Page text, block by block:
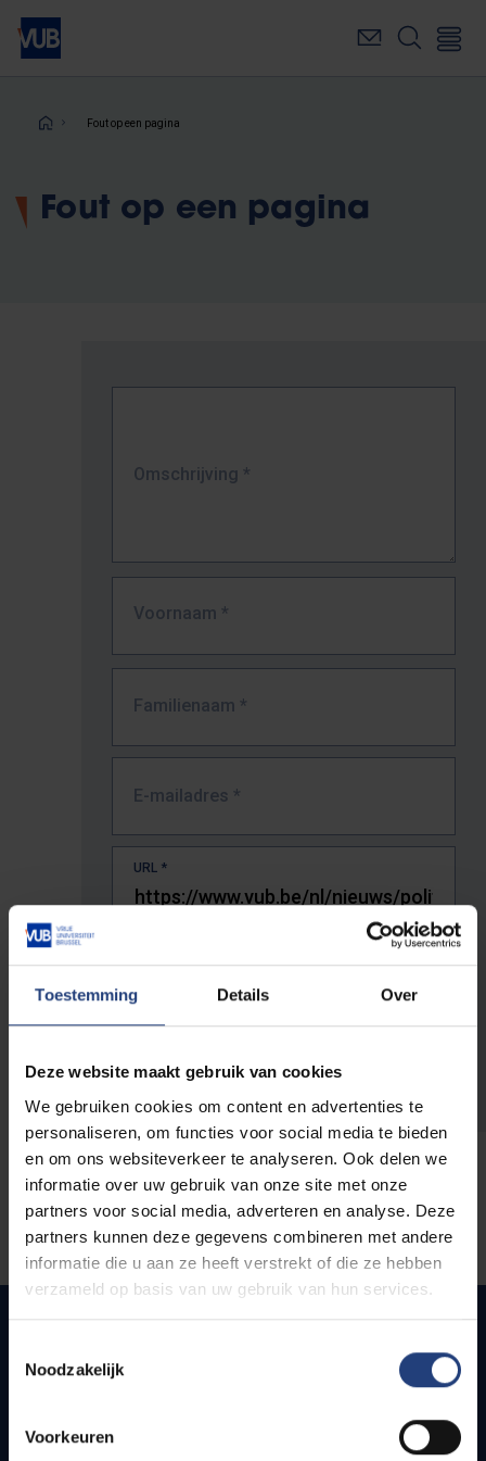
Toestemming Details Over
Deze website maakt gebruik van cookies
We gebruiken cookies om content en advertenties te
personaliseren, om functies voor social media te bieden
en om ons websiteverkeer te analyseren. Ook delen we
informatie over uw gebruik van onze site met onze
partners voor social media, adverteren en analyse. Deze
partners kunnen deze gegevens combineren met andere
informatie die u aan ze heeft verstrekt of die ze hebben
verzameld op basis van uw gebruik van hun services.
Noodzakelijk
Voorkeuren
Overslaan
naar
inhoudKruimelpad
Fout op een pagina
Fout op een pagina
Omschrijving *
Voornaam *
Familienaam *
E-mailadres *
URL *
De volledige URL van de pagina waar je de fout zag.
Snel naar